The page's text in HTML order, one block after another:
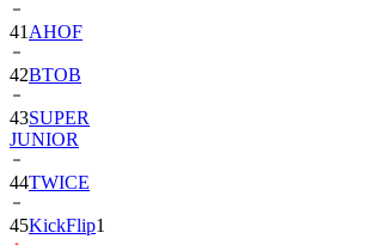
41 AHOF
42BTOB
43SUPER
JUNIOR
44TWICE
45KickFlip1